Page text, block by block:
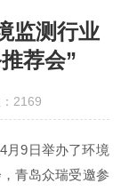
监测行业
荐会”
2169
4月9日举办了环境
青岛众瑞受邀参